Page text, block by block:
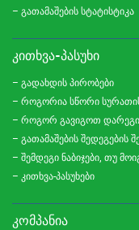
– გათამაშების სტატისტიკა
ᲙᲘᲗᲮᲕᲐ-ᲞᲐᲡᲣᲮᲘ
– გადახდის პირობები
– როგორია სწორი
– როგორ გავიგოთ
– გათამაშების შედეგების
– შემდეგი ნაბიჯები, თუ
– კითხვა-პასუხები
ᲙᲝᲛᲞᲐᲜᲘᲐ